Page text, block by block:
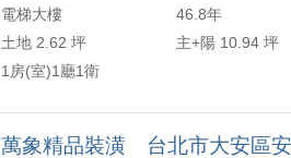
電梯大樓 46.8年
土地 2.62 坪
主+陽 10.94 坪
1房(室)1廳1衛
萬象精品裝潢 台北市大安區